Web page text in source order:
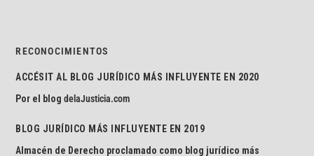
RECONOCIMIENTOS
ACCÉSIT AL BLOG JURÍDICO MÁS INFLUYENTE EN 2020
Por el blogdelaJusticia.com
BLOG JURÍDICO MÁS INFLUYENTE EN 2019
Almacén de Derecho proclamado como blog jurídico más